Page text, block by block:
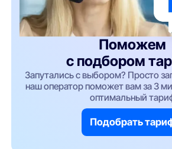
Поможем
с подбором
Запутались с выбором? Просто
наш оператор поможет вам за 3
оптимальный
Подобрать